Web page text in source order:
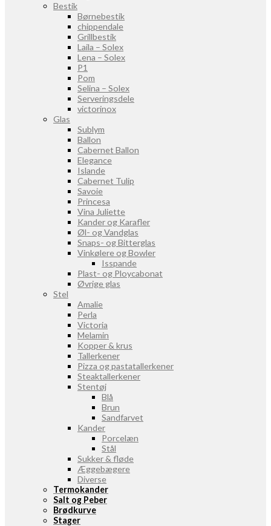
Bestik
Børnebestik
chippendale
Grillbestik
Laila – Solex
Lena – Solex
P1
Pom
Selina – Solex
Serveringsdele
victorinox
Glas
Sublym
Ballon
Cabernet Ballon
Elegance
Islande
Cabernet Tulip
Savoie
Princesa
Vina Juliette
Kander og Karafler
Øl- og Vandglas
Snaps- og Bitterglas
Vinkølere og Bowler
Isspande
Plast- og Ploycabonat
Øvrige glas
Stel
Amalie
Perla
Victoria
Melamin
Kopper & krus
Tallerkener
Pizza og pastatallerkener
Steaktallerkener
Stentøj
Blå
Brun
Sandfarvet
Kander
Porcelæn
Stål
Sukker & fløde
Æggebægere
Diverse
Termokander
Salt og Peber
Brødkurve
Stager